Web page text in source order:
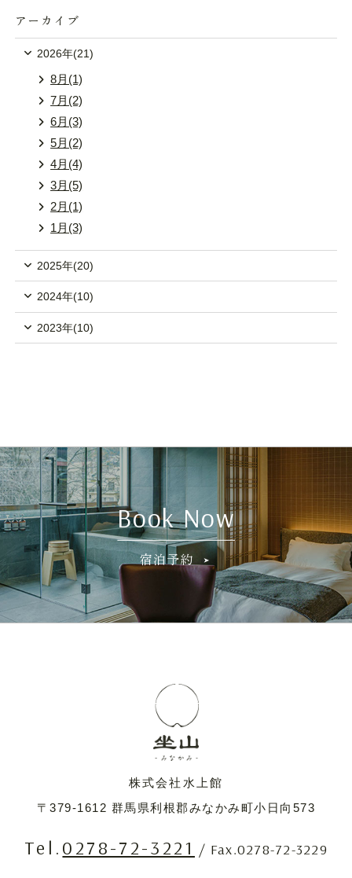
アーカイブ
2026年(21)
8月(1)
7月(2)
6月(3)
5月(2)
4月(4)
3月(5)
2月(1)
1月(3)
2025年(20)
2024年(10)
2023年(10)
Book Now
宿泊予約
株式会社水上館
〒379-1612 群馬県利根郡みなかみ町小日向573
Tel. 0278-72-3221 / Fax.0278-72-3229